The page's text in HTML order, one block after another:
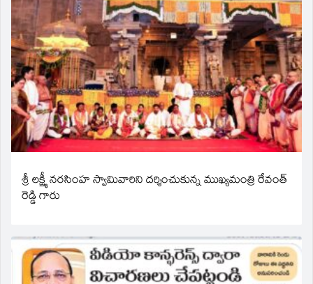
శ్రీ లక్ష్మీ నరసింహ స్వామివారిని దర్శించుకున్న ముఖ్యమంత్రి రేవంత్
రెడ్డి గారు